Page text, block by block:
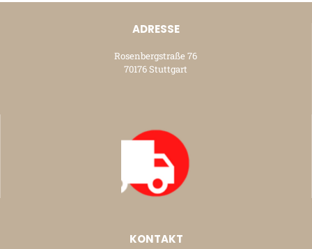
ADRESSE
Rosenbergstraße 76
70176 Stuttgart
KONTAKT